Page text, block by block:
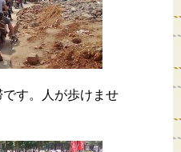
す。人が歩けませ